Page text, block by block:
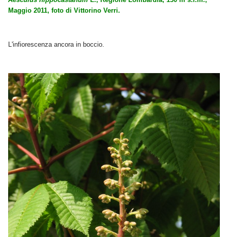
Maggio 2011, foto di Vittorino Verri.
L'infiorescenza ancora in boccio.